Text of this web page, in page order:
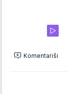
Komentariši